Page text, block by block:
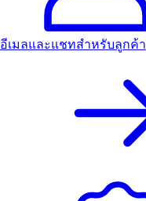
อีเมลและแชทสำหรับลูกค้า